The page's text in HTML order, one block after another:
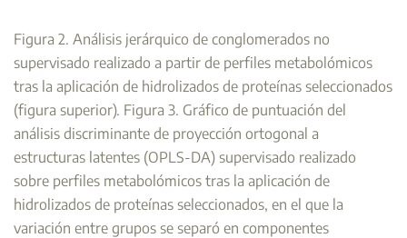
Figura 2. Análisis jerárquico de conglomerados no
supervisado realizado a partir de perfiles metabolómicos
tras la aplicación de hidrolizados de proteínas seleccionados
(figura superior). Figura 3. Gráfico de puntuación del
análisis discriminante de proyección ortogonal a
estructuras latentes (OPLS-DA) supervisado realizado
sobre perfiles metabolómicos tras la aplicación de
hidrolizados de proteínas seleccionados, en el que la
variación entre grupos se separó en componentes